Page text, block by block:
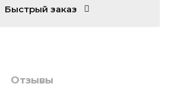
Быстрый заказ
Отзывы